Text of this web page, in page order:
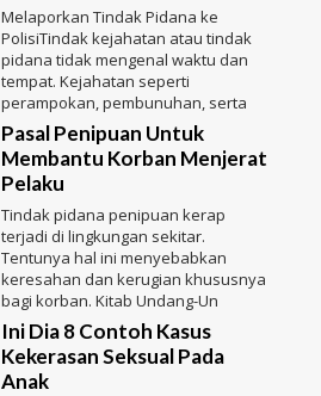
Melaporkan Tindak Pidana ke
PolisiTindak kejahatan atau tindak
pidana tidak mengenal waktu dan
tempat. Kejahatan seperti
perampokan, pembunuhan, serta
Pasal Penipuan Untuk
Membantu Korban Menjerat
Pelaku
Tindak pidana penipuan kerap
terjadi di lingkungan sekitar.
Tentunya hal ini menyebabkan
keresahan dan kerugian khususnya
bagi korban. Kitab Undang-Un
Ini Dia 8 Contoh Kasus
Kekerasan Seksual Pada
Anak